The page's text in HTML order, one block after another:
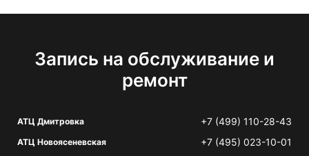
Запись на обслуживание и
ремонт
АТЦ Дмитровка +7 (499) 110-28-43
АТЦ Новоясеневская +7 (495) 023-10-01